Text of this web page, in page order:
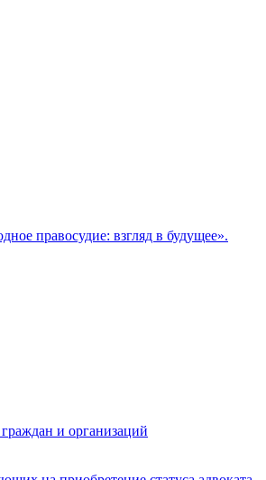
правосудие: взгляд в будущее».
и организаций